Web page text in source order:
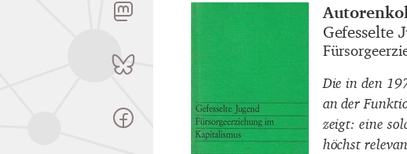
Buchtitel
Gefesselte
Die in den
an der
zeigt: eine
höchst